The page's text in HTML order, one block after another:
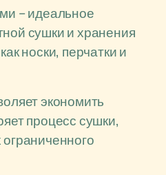
– идеальное
сушки и хранения
носки, перчатки и
экономить
процесс сушки,